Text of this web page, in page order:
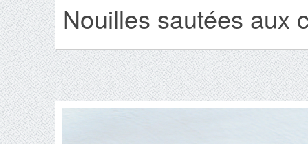
Nouilles sautées aux